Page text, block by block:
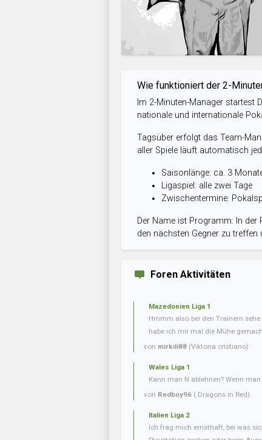
Wie funktioniert der 2-
Im 2-Minuten-Manager startest
nationale und internationale
Tagsüber erfolgt das Team-
aller Spiele läuft automatisch
Saisonlänge: ca. 3
Ligaspiel: alle zwei Tage
Zwischentermine:
Der Name ist Programm: In der
den nächsten Gegner zu
Foren Aktivitäten
Mazedonien Liga 1
Hmmm also bei den Trainern
habe ich mir mal die Mühe
von mirkili88 (Viktoria cristiano)
Wales Liga 1
Kann man N ablehnen? Wenn
von Redboy96 (.Dragons in Red)
Italien Liga 2
Ich frag mich ernsthaft, bei was